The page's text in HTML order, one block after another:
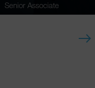
Senior Associate